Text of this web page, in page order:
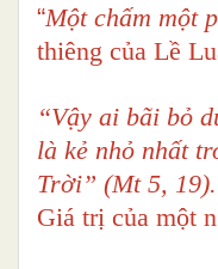
“Một chấm một
thiêng của Lề
“Vậy ai bãi bỏ
là kẻ nhỏ nhất
Trời” (Mt 5, 19).
Giá trị của một